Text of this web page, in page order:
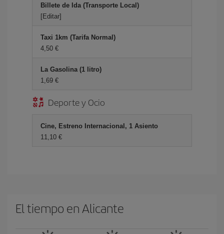
Billete de Ida (Transporte Local)
[Editar]
Taxi 1km (Tarifa Normal)
4,50 €
La Gasolina (1 litro)
1,69 €
Deporte y Ocio
Cine, Estreno Internacional, 1 Asiento
11,10 €
El tiempo en Alicante